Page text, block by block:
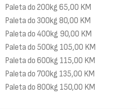
Paleta do 200kg 65,00 KM
Paleta do 300kg 80,00 KM
Paleta do 400kg 90,00 KM
Paleta do 500kg 105,00 KM
Paleta do 600kg 115,00 KM
Paleta do 700kg 135,00 KM
Paleta do 800kg 150,00 KM